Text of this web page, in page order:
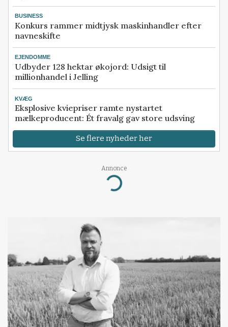
BUSINESS
Konkurs rammer midtjysk maskinhandler efter
navneskifte
EJENDOMME
Udbyder 128 hektar økojord: Udsigt til
millionhandel i Jelling
KVÆG
Eksplosive kviepriser ramte nystartet
mælkeproducent: Ét fravalg gav store udsving
Se flere nyheder her
Annonce
Loading...